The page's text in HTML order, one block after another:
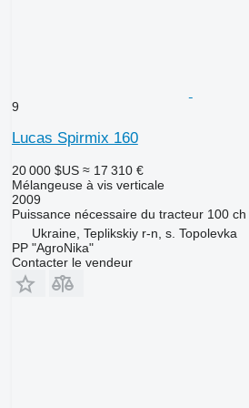
9
Lucas Spirmix 160
20 000 $US ≈ 17 310 €
Mélangeuse à vis verticale
2009
Puissance nécessaire du tracteur 100 ch
Ukraine, Teplikskiy r-n, s. Topolevka
PP "AgroNika"
Contacter le vendeur